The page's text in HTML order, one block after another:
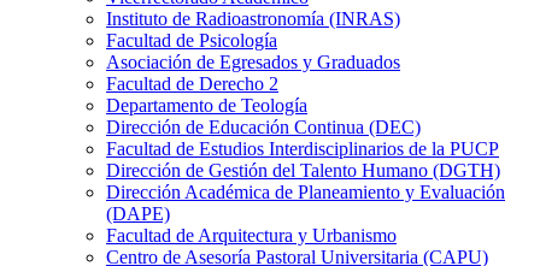
Instituto de Radioastronomía (INRAS)
Facultad de Psicología
Asociación de Egresados y Graduados
Facultad de Derecho 2
Departamento de Teología
Dirección de Educación Continua (DEC)
Facultad de Estudios Interdisciplinarios de la PUCP
Dirección de Gestión del Talento Humano (DGTH)
Dirección Académica de Planeamiento y Evaluación
(DAPE)
Facultad de Arquitectura y Urbanismo
Centro de Asesoría Pastoral Universitaria (CAPU)